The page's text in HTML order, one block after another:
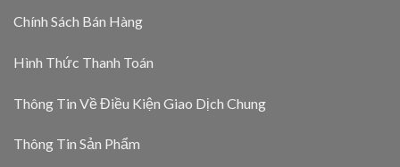
Chính Sách Bán Hàng
Hình Thức Thanh Toán
Thông Tin Về Điều Kiện Giao Dịch Chung
Thông Tin Sản Phẩm